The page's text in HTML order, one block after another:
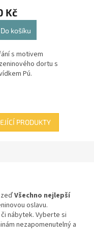
Kč
Do košíku
s motivem
dortu s
Pú.
PRODUKTY
Všechno nejlepší
oslavu.
nábytek. Vyberte si
nezapomenutelný a